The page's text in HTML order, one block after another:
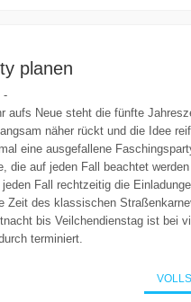
planen
-
aufs Neue steht die fünfte
näher rückt und die Idee
eine ausgefallene
die auf jeden Fall beachtet
Fall rechtzeitig die
Zeit des klassischen
bis Veilchendienstag ist bei
terminiert.